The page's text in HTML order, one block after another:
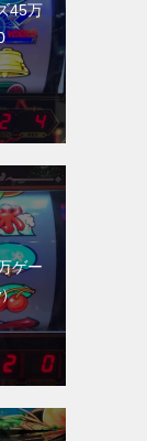
45万
ゲー